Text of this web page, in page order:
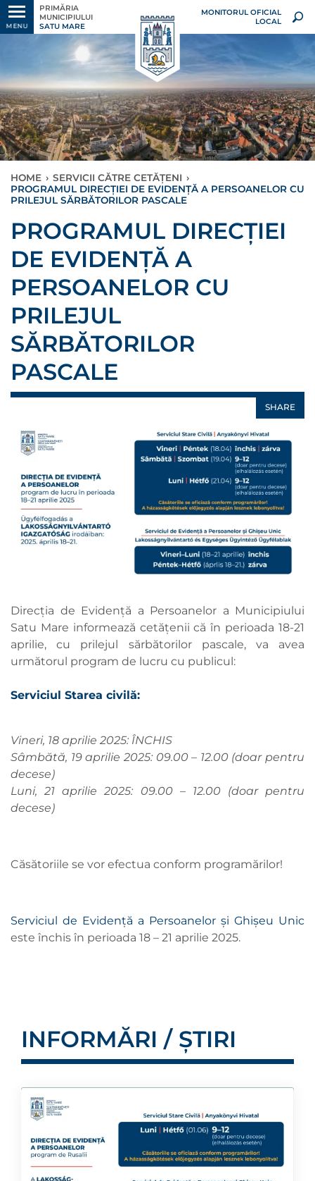
MENU
PRIMĂRIA
MUNICIPIULUI
SATU MARE
MONITORUL OFICIAL
LOCAL
HOME › SERVICII CĂTRE CETĂȚENI ›
PROGRAMUL DIRECȚIEI DE EVIDENȚĂ A PERSOANELOR CU
PRILEJUL SĂRBĂTORILOR PASCALE
PROGRAMUL DIRECȚIEI
DE EVIDENȚĂ A
PERSOANELOR CU
PRILEJUL
SĂRBĂTORILOR
PASCALE
SHARE
Direcția de Evidență a Persoanelor a Municipiului
Satu Mare informează cetățenii că în perioada 18-21
aprilie, cu prilejul sărbătorilor pascale, va avea
următorul program de lucru cu publicul:
Serviciul Starea civilă:
Vineri, 18 aprilie 2025: ÎNCHIS
Sâmbătă, 19 aprilie 2025: 09.00 – 12.00 (doar pentru
decese)
Luni, 21 aprilie 2025: 09.00 – 12.00 (doar pentru
decese)
Căsătoriile se vor efectua conform programărilor!
Serviciul de Evidență a Persoanelor și Ghișeu Unic
este închis în perioada 18 – 21 aprilie 2025.
INFORMĂRI / ȘTIRI